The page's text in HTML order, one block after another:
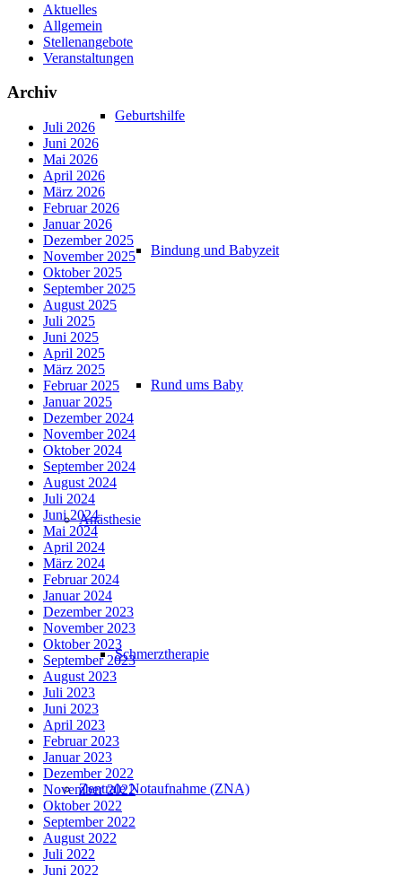
Geburtshilfe
Bindung und Babyzeit
Rund ums Baby
Anästhesie
Schmerztherapie
Zentrale Notaufnahme (ZNA)
Aktuelles
Allgemein
Stellenangebote
Veranstaltungen
Archiv
Juli 2026
Juni 2026
Mai 2026
April 2026
März 2026
Februar 2026
Januar 2026
Dezember 2025
November 2025
Oktober 2025
September 2025
August 2025
Juli 2025
Juni 2025
April 2025
März 2025
Februar 2025
Januar 2025
Dezember 2024
November 2024
Oktober 2024
September 2024
August 2024
Juli 2024
Juni 2024
Mai 2024
April 2024
März 2024
Februar 2024
Januar 2024
Dezember 2023
November 2023
Oktober 2023
September 2023
August 2023
Juli 2023
Juni 2023
April 2023
Februar 2023
Januar 2023
Dezember 2022
November 2022
Oktober 2022
September 2022
August 2022
Juli 2022
Juni 2022